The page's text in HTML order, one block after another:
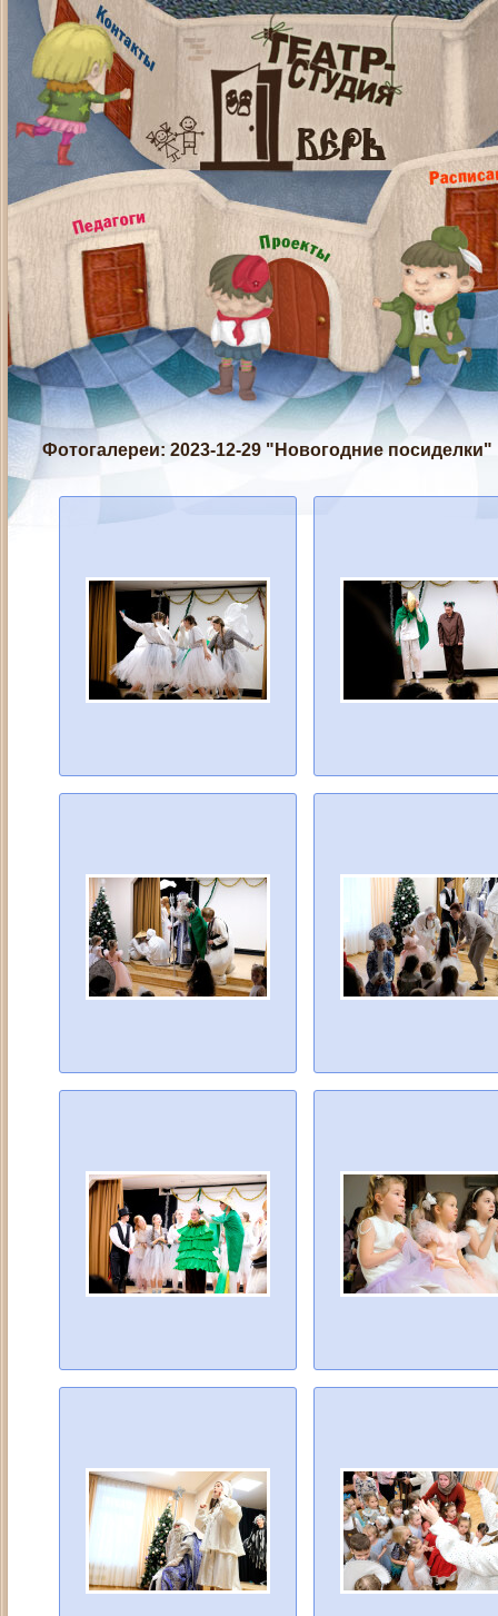
Фотогалереи: 2023-12-29 "Новогодние посиделки"